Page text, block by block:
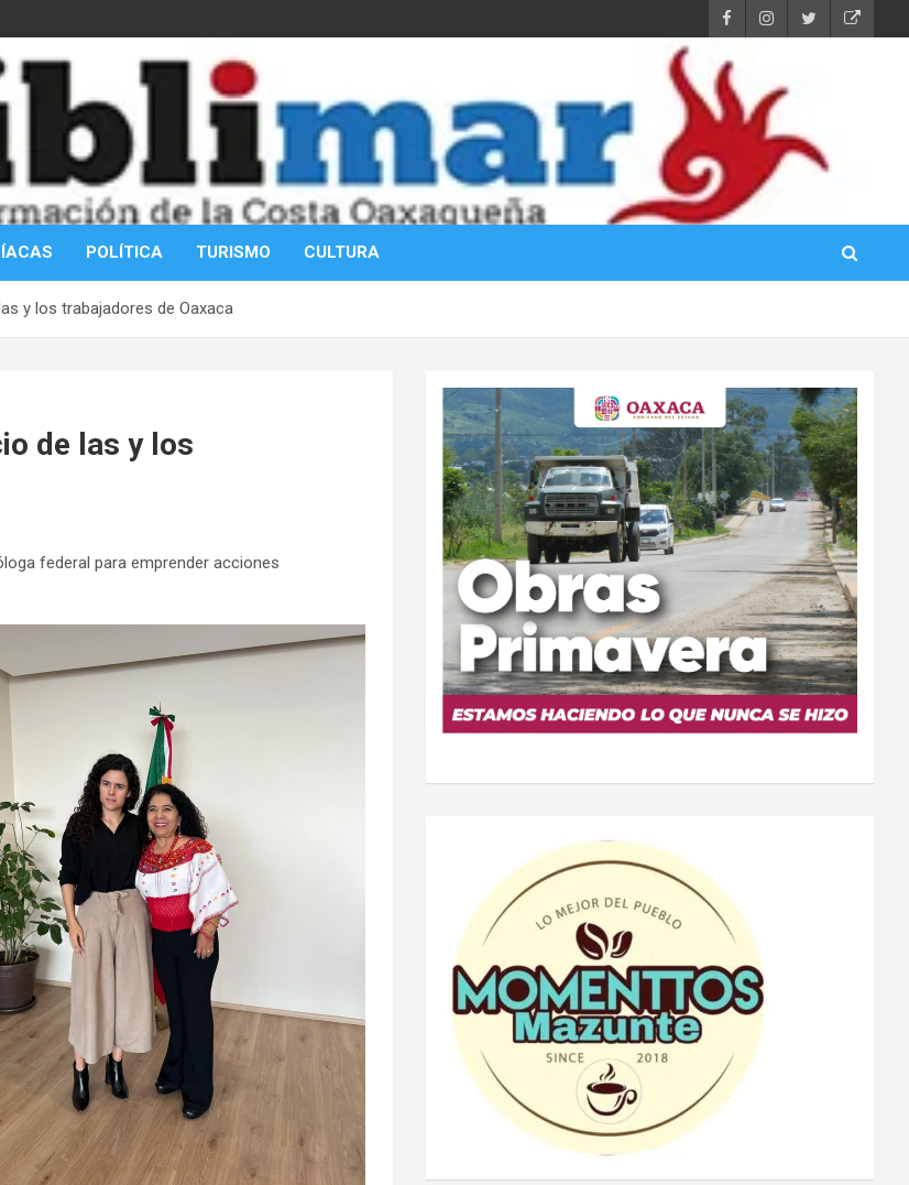
POLÍTICA TURISMO CULTURA
y los trabajadores de Oaxaca
de las y los
federal para emprender acciones